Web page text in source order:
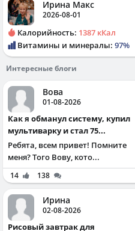
Ирина Макс
2026-08-01
Калорийность: 1387 кКал
Витамины и минералы: 97%
Интересные блоги
Вова
01-08-2026
Как я обманул систему, купил
мультиварку и стал 75...
Ребята, всем привет! Помните
меня? Того Вову, кото...
14 138
Ирина
02-08-2026
Рисовый завтрак для